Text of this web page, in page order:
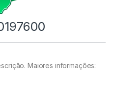
Maiores informações: